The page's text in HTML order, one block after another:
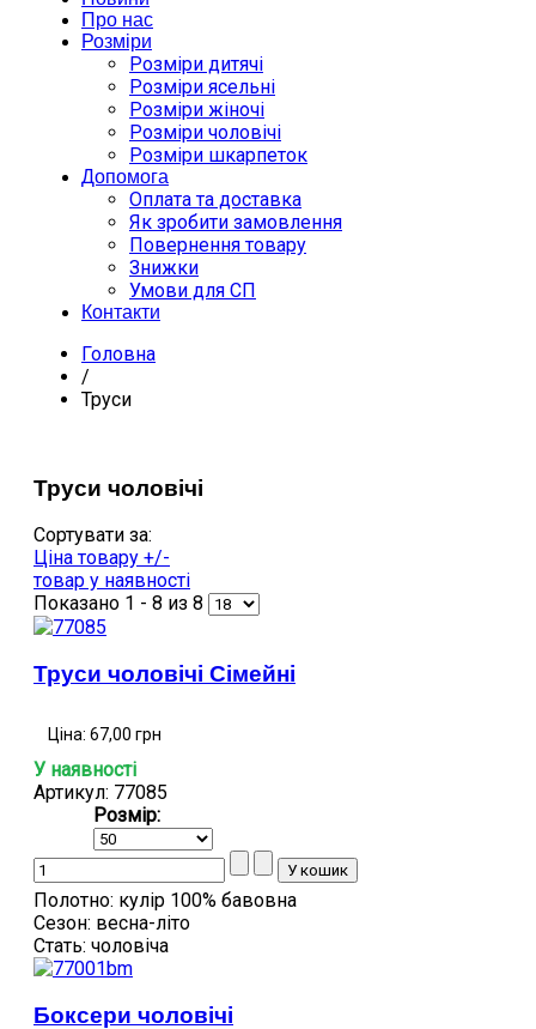
Про нас
Розміри
Розміри дитячі
Розміри ясельні
Розміри жіночі
Розміри чоловічі
Розміри шкарпеток
Допомога
Оплата та доставка
Як зробити замовлення
Повернення товару
Знижки
Умови для СП
Контакти
Головна
/
Труси
Труси чоловічі
Сортувати за:
Ціна товару +/-
товар у наявності
Показано 1 - 8 из 8
Труси чоловічі Сімейні
Ціна: 67,00 грн
У наявності
Артикул: 77085
Розмір:
Полотно: кулір 100% бавовна
Сезон: весна-літо
Стать: чоловіча
Боксери чоловічі